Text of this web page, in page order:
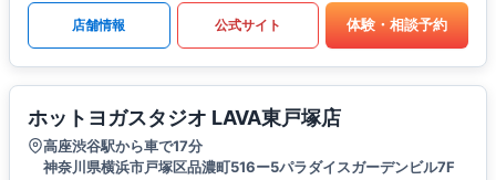
店舗情報 公式サイト 体験・相談予約
ホットヨガスタジオ LAVA東戸塚店
高座渋谷駅から車で17分
神奈川県横浜市戸塚区品濃町516ー5パラダイスガーデンビル7F